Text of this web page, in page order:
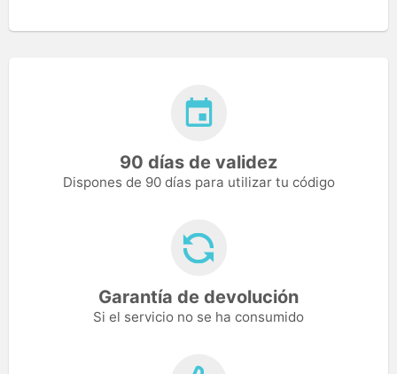
90 días de validez
Dispones de 90 días para utilizar tu código
Garantía de devolución
Si el servicio no se ha consumido